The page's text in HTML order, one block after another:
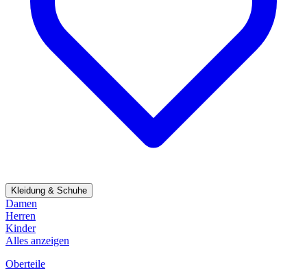
Kleidung & Schuhe
Damen
Herren
Kinder
Alles anzeigen
Oberteile